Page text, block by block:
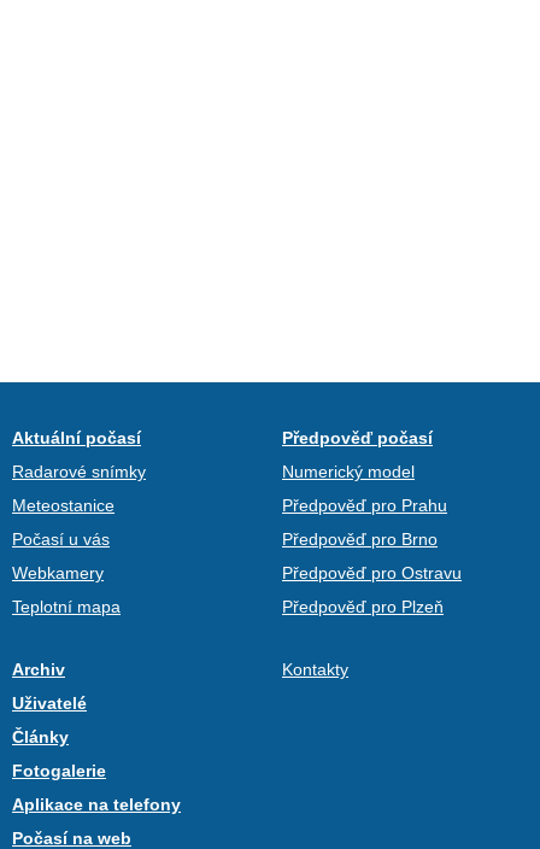
Aktuální počasí
Radarové snímky
Meteostanice
Počasí u vás
Webkamery
Teplotní mapa
Předpověď počasí
Numerický model
Předpověď pro Prahu
Předpověď pro Brno
Předpověď pro Ostravu
Předpověď pro Plzeň
Archiv
Uživatelé
Články
Fotogalerie
Aplikace na telefony
Počasí na web
Kontakty